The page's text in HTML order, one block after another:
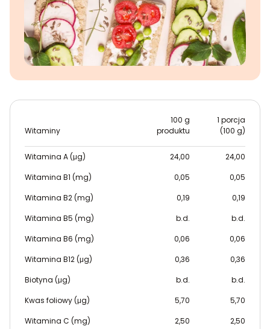
Witaminy
100 g
produktu
1 porcja
(100 g)
Witamina A (μg) 24,00
24,00
Witamina B1 (mg)
0,05
0,05
Witamina B2 (mg)
0,19
0,19
Witamina B5 (mg)
b.d.
b.d.
Witamina B6 (mg)
0,06
0,06
Witamina B12 (μg)
0,36
0,36
Biotyna (μg)
b.d.
b.d.
Kwas foliowy (μg)
5,70
5,70
Witamina C (mg)
2,50
2,50